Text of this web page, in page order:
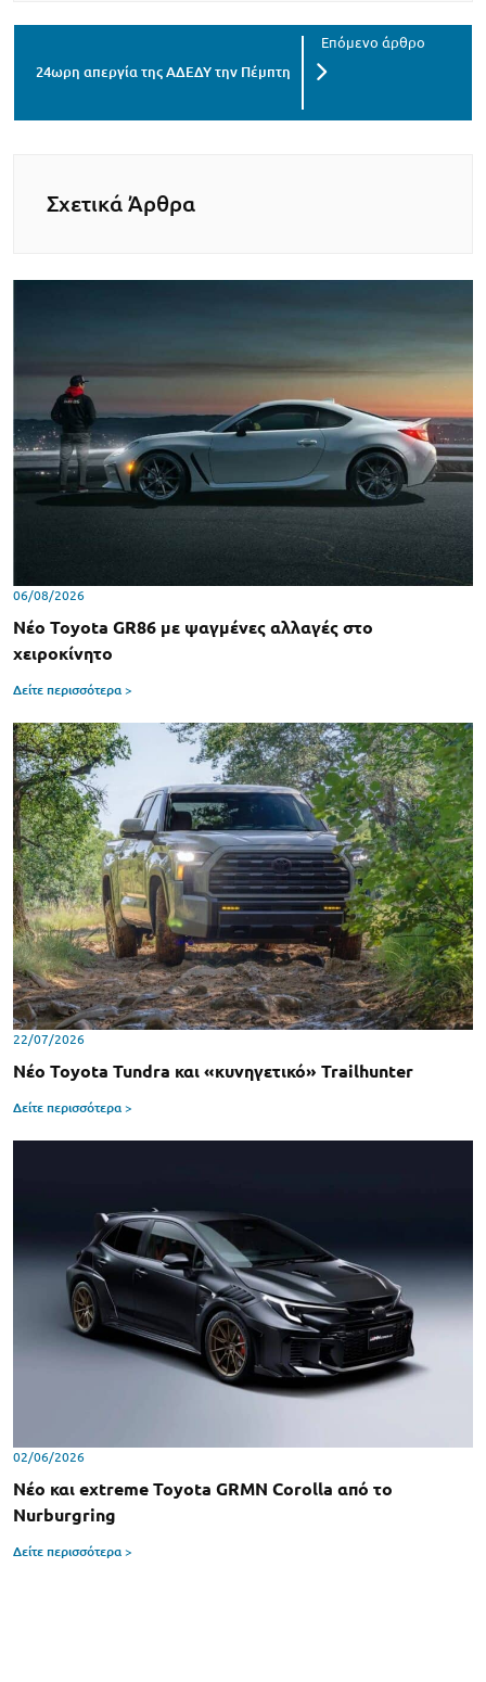
24ωρη απεργία της ΑΔΕΔΥ την Πέμπτη
Σχετικά Άρθρα
06/08/2026
Νέο Toyota GR86 με ψαγμένες αλλαγές στο
χειροκίνητο
Δείτε περισσότερα >
22/07/2026
Νέο Toyota Tundra και «κυνηγετικό» Trailhunter
Δείτε περισσότερα >
02/06/2026
Νέo και extreme Toyota GRMN Corolla από το
Nurburgring
Δείτε περισσότερα >